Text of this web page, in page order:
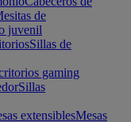
de
juvenil
Sillas de
gaming
Sillas
extensiblesMesas